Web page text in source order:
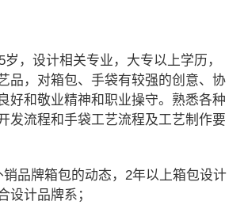
，设计相关专业，大专以上学历，
品，对箱包、手袋有较强的创意、协
好和敬业精神和职业操守。熟悉各种
发流程和手袋工艺流程及工艺制作要
品牌箱包的动态，2年以上箱包设计
设计品牌系；